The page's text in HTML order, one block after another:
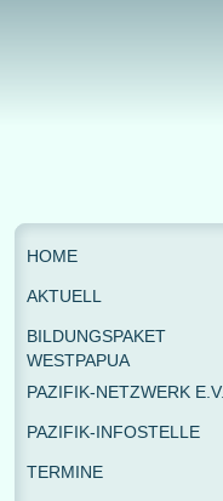
HOME
AKTUELL
BILDUNGSPAKET
WESTPAPUA
PAZIFIK-NETZWERK E.V.
PAZIFIK-INFOSTELLE
TERMINE